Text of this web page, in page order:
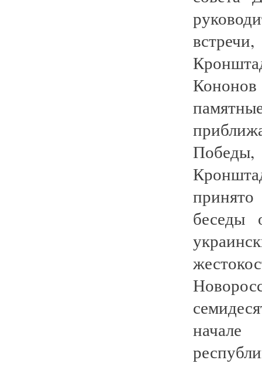
Победы,
беседы